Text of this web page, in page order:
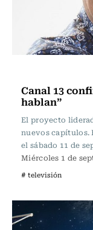
Canal 13
hablan”
El proyecto
nuevos capítulos.
el sábado 11 de
Miércoles 1 de
# televisión